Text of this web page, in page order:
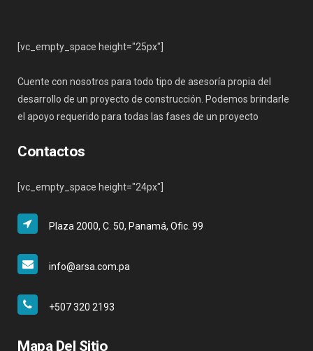
[vc_empty_space height="25px"]
Cuente con nosotros para todo tipo de asesoría propia del
desarrollo de un proyecto de construcción. Podemos brindarle
el apoyo requerido para todas las fases de un proyecto
Contactos
[vc_empty_space height="24px"]
Plaza 2000, C. 50, Panamá, Ofic. 99
info@arsa.com.pa
+507 320 2193
Mapa Del Sitio